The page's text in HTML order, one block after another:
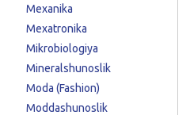
Mexanika
Mexatronika
Mikrobiologiya
Mineralshunoslik
Moda (Fashion)
Moddashunoslik